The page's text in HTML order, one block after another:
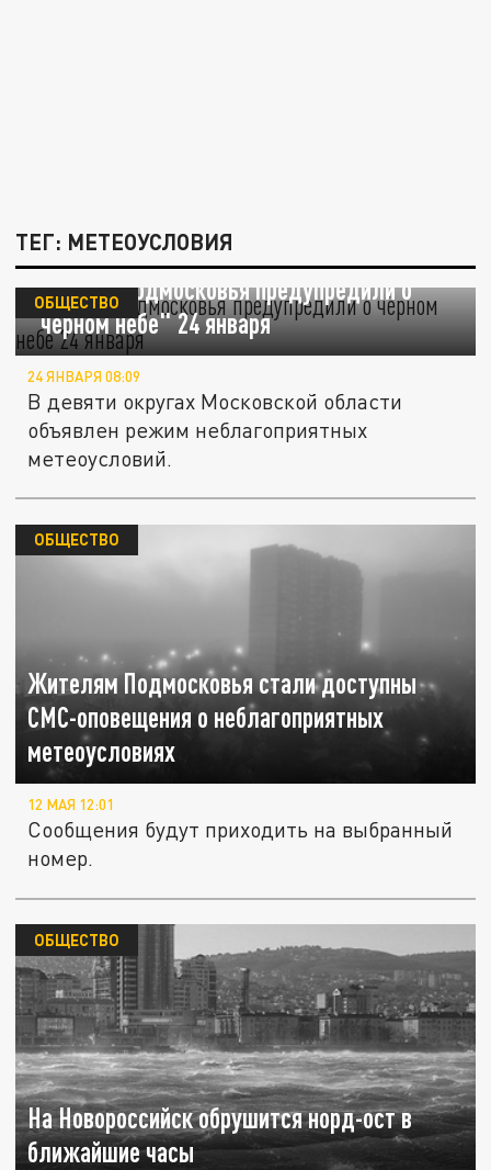
ТЕГ: МЕТЕОУСЛОВИЯ
Жителей Подмосковья предупредили о
"чёрном небе" 24 января
ОБЩЕСТВО
24 ЯНВАРЯ 08:09
В девяти округах Московской области
объявлен режим неблагоприятных
метеоусловий.
Жителям Подмосковья стали доступны
СМС-оповещения о неблагоприятных
метеоусловиях
ОБЩЕСТВО
12 МАЯ 12:01
Сообщения будут приходить на выбранный
номер.
На Новороссийск обрушится норд-ост в
ближайшие часы
ОБЩЕСТВО